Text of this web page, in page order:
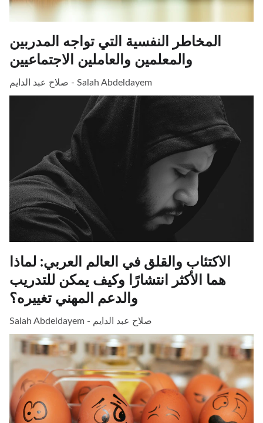
المخاطر النفسية التي تواجه المدربين
والمعلمين والعاملين الاجتماعيين
صلاح عبد الدايم - Salah Abdeldayem
الاكتئاب والقلق في العالم العربي: لماذا
هما الأكثر انتشارًا وكيف يمكن للتدريب
والدعم المهني تغييره؟
Salah Abdeldayem - صلاح عبد الدايم